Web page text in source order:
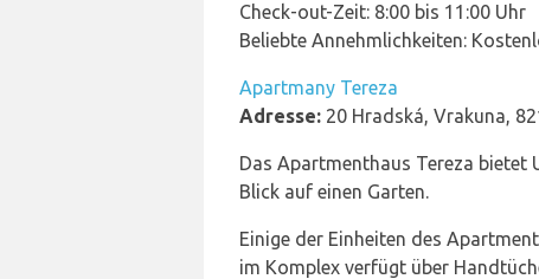
Check-out-Zeit: 8:00 bis 11:00 Uhr
Beliebte Annehmlichkeiten:
Apartmany Tereza
Adresse: 20 Hradská, Vrakuna,
Das Apartmenthaus Tereza bietet
Blick auf einen Garten.
Einige der Einheiten des
im Komplex verfügt über